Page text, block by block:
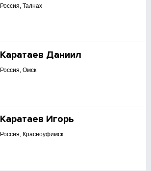
Россия, Талнах
Каратаев Даниил
Россия, Омск
Каратаев Игорь
Россия, Красноуфимск